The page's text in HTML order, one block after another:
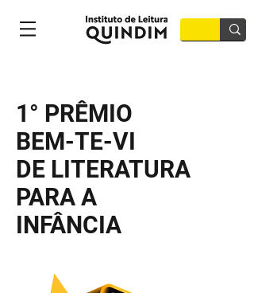
1° PRÊMIO
BEM-TE-VI
DE LITERATURA
PARA A
INFÂNCIA